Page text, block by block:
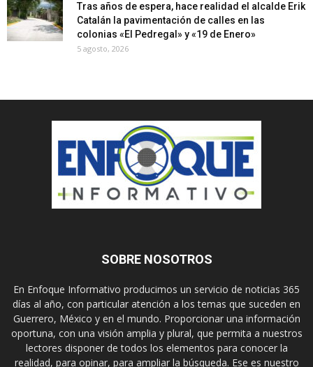
Tras años de espera, hace realidad el alcalde Erik
Catalán la pavimentación de calles en las
colonias «El Pedregal» y «19 de Enero»
5 agosto, 2026
SOBRE NOSOTROS
En Enfoque Informativo producimos un servicio de noticias 365
días al año, con particular atención a los temas que suceden en
Guerrero, México y en el mundo. Proporcionar una información
oportuna, con una visión amplia y plural, que permita a nuestros
lectores disponer de todos los elementos para conocer la
realidad, para opinar, para ampliar la búsqueda. Ese es nuestro